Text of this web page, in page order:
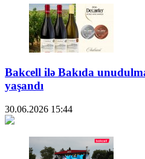
Bakcell ilə Bakıda
yaşandı
30.06.2026 15:44